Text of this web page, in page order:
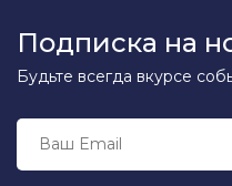
Подписка на
Будьте всегда вкурсе